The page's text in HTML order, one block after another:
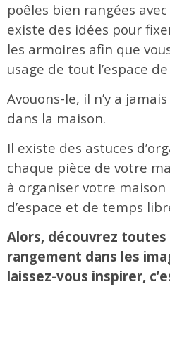
poêles bien rangées
existe des idées pour
les armoires afin que
usage de tout l’espace
Avouons-le, il n’y a
dans la maison.
Il existe des astuces
chaque pièce de votre
à organiser votre maison
d’espace et de temps
Alors, découvrez toutes
rangement dans les
laissez-vous inspirer,